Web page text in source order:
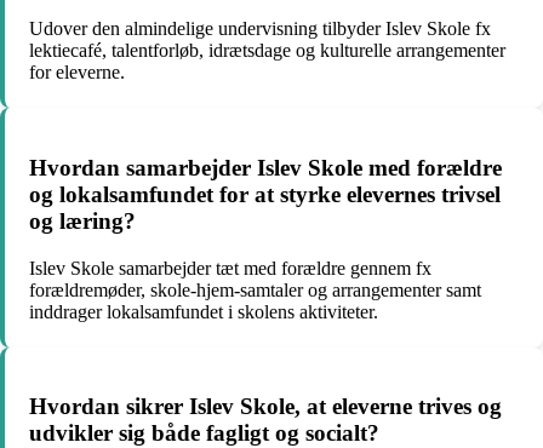
Udover den almindelige undervisning tilbyder Islev Skole fx
lektiecafé, talentforløb, idrætsdage og kulturelle arrangementer
for eleverne.
Hvordan samarbejder Islev Skole med forældre
og lokalsamfundet for at styrke elevernes trivsel
og læring?
Islev Skole samarbejder tæt med forældre gennem fx
forældremøder, skole-hjem-samtaler og arrangementer samt
inddrager lokalsamfundet i skolens aktiviteter.
Hvordan sikrer Islev Skole, at eleverne trives og
udvikler sig både fagligt og socialt?